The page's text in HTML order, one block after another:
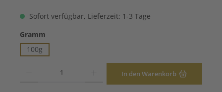
Sofort verfügbar, Lieferzeit: 1-3 Tage
Gramm
100g
In den Warenkorb